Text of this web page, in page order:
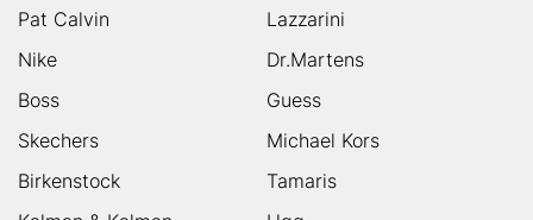
Pat Calvin
Lazzarini
Nike
Dr.Martens
Boss
Guess
Skechers
Michael Kors
Birkenstock
Tamaris